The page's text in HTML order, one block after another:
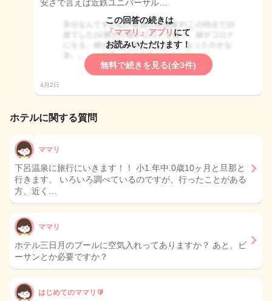
安さで言えば近鉄ユニバーサル…
この回答の続きは
「ママリ」アプリ にて
お読みいただけます！
無料で続きを見る(全3件)
4月2日
ホテルに関する質問
ママリ
下呂温泉に旅行にいきます！！ 小1.年中.0歳10ヶ月と旦那と
行きます。 いろいろ調べているのですが、行ったことがある
方、近く…
ママリ
ホテル三日月のプールに空気入れってありますか？ あと、ビ
ーサンとか必要ですか？
はじめてのママリ🔰